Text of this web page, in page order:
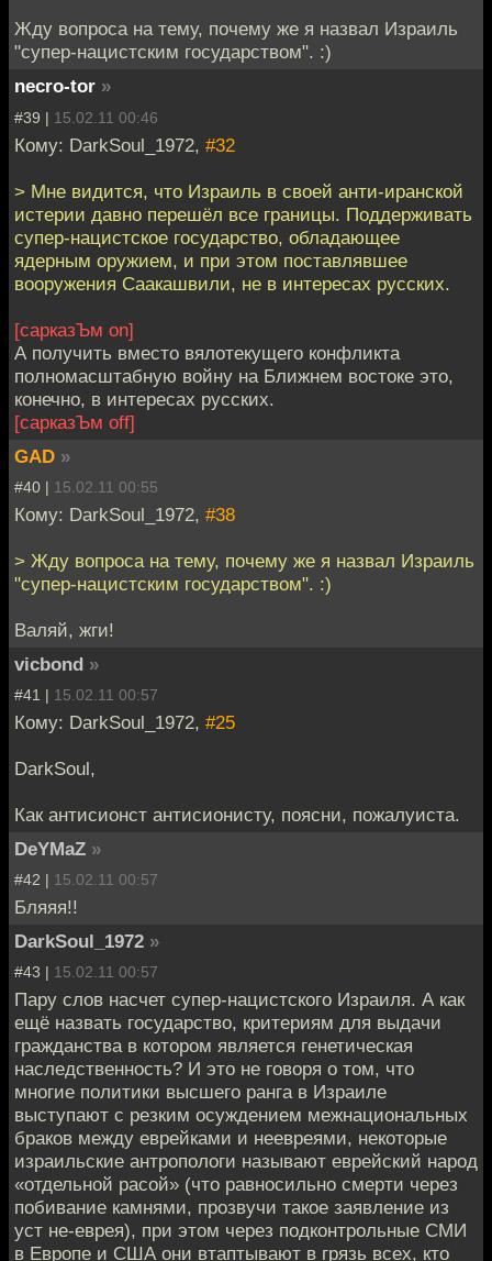
Жду вопроса на тему, почему же я назвал Израиль
"супер-нацистским государством". :)
necro-tor »
#39 | 15.02.11 00:46
Кому: DarkSoul_1972, #32
> Мне видится, что Израиль в своей анти-иранской
истерии давно перешёл все границы. Поддерживать
супер-нацистское государство, обладающее
ядерным оружием, и при этом поставлявшее
вооружения Саакашвили, не в интересах русских.
[сарказЪм on]
А получить вместо вялотекущего конфликта
полномасштабную войну на Ближнем востоке это,
конечно, в интересах русских.
[сарказЪм off]
GAD »
#40 | 15.02.11 00:55
Кому: DarkSoul_1972, #38
> Жду вопроса на тему, почему же я назвал Израиль
"супер-нацистским государством". :)
Валяй, жги!
vicbond »
#41 | 15.02.11 00:57
Кому: DarkSoul_1972, #25
DarkSoul,
Как антисионст антисионисту, поясни, пожалуиста.
DeYMaZ »
#42 | 15.02.11 00:57
Бляяя!!
DarkSoul_1972 »
#43 | 15.02.11 00:57
Пару слов насчет супер-нацистского Израиля. А как
ещё назвать государство, критериям для выдачи
гражданства в котором является генетическая
наследственность? И это не говоря о том, что
многие политики высшего ранга в Израиле
выступают с резким осуждением межнациональных
браков между еврейками и неевреями, некоторые
израильские антропологи называют еврейский народ
«отдельной расой» (что равносильно смерти через
побивание камнями, прозвучи такое заявление из
уст не-еврея), при этом через подконтрольные СМИ
в Европе и США они втаптывают в грязь всех, кто